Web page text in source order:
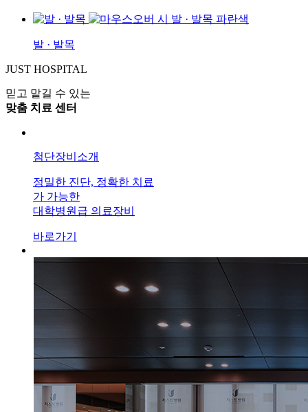
발 · 발목
JUST HOSPITAL
믿고 맡길 수 있는
맞춤 치료 센터
첨단장비소개
정밀한 진단, 정확한 치료
가 가능한
대학병원급 의료장비
바로가기